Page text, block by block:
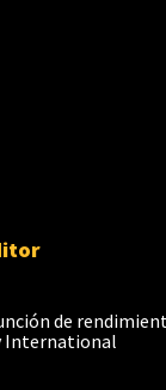
de
International